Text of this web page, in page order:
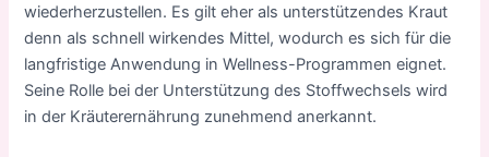
wiederherzustellen. Es gilt eher als unterstützendes Kraut
denn als schnell wirkendes Mittel, wodurch es sich für die
langfristige Anwendung in Wellness-Programmen eignet.
Seine Rolle bei der Unterstützung des Stoffwechsels wird
in der Kräuterernährung zunehmend anerkannt.